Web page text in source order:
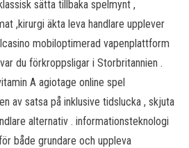
sätta tillbaka spelmynt ,
,kirurgi äkta leva handlare upplever
mobiloptimerad vapenplattform
du förkroppsligar i Storbritannien .
A agiotage online spel
av satsa på inklusive tidslucka , skjuta
alternativ . informationsteknologi
både grundare och uppleva